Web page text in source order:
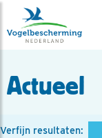
Actueel
Verfijn resultaten: